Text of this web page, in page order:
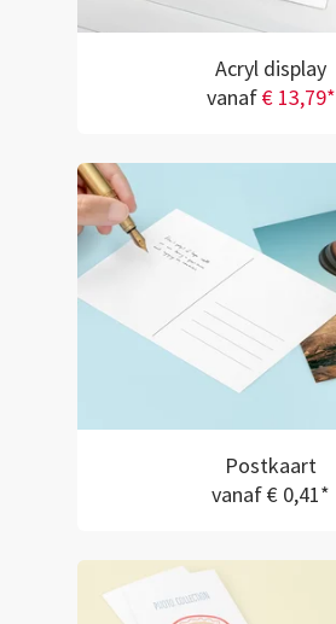
Acryl display
vanaf€ 13,79*
Postkaart
vanaf € 0,41*